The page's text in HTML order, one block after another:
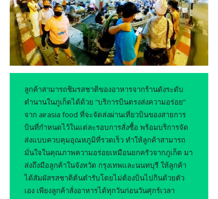
ลูกค้าสามารถชิมรสชาติของอาหารจากร้านดังระดับ
ตำนานในภูเก็ตได้ด้วย “บริการบินตรงส่งความอร่อย”
จาก airasia food ที่จะจัดส่งผ่านเที่ยวบินของสายการ
บินที่กำหนดไว้ในแต่ละรอบการสั่งซื้อ พร้อมบริการจัด
ส่งแบบควบคุมอุณหภูมิที่รวดเร็ว ทำให้ลูกค้าสามารถ
มั่นใจในคุณภาพความอร่อยเหมือนยกครัวจากภูเก็ต มา
ส่งถึงมือลูกค้าในจังหวัด กรุงเทพและนนทบุรี ให้ลูกค้า
ได้สัมผัสรสชาติต้นตำรับโดยไม่ต้องบินไปกินด้วยตัว
เอง เพียงลูกค้าสั่งอาหารได้ทุกวันก่อนวันศุกร์เวลา